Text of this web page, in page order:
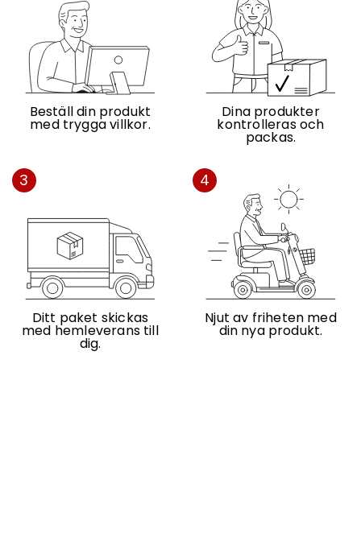
Beställ din produkt
med trygga villkor.
Dina produkter
kontrolleras och
packas.
3
Ditt paket skickas
med hemleverans till
dig.
4
Njut av friheten med
din nya produkt.